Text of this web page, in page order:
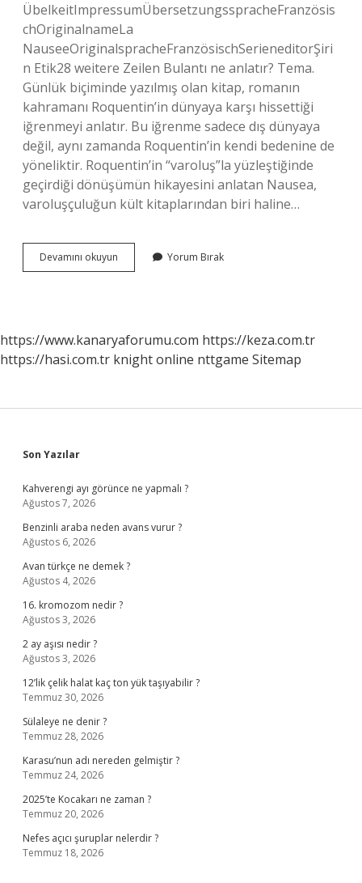
ÜbelkeitImpressumÜbersetzungsspracheFranzösis
chOriginalnameLa
NauseeOriginalspracheFranzösischSerieneditorŞiri
n Etik28 weitere Zeilen Bulantı ne anlatır? Tema.
Günlük biçiminde yazılmış olan kitap, romanın
kahramanı Roquentin’in dünyaya karşı hissettiği
iğrenmeyi anlatır. Bu iğrenme sadece dış dünyaya
değil, aynı zamanda Roquentin’in kendi bedenine de
yöneliktir. Roquentin’in “varoluş”la yüzleştiğinde
geçirdiği dönüşümün hikayesini anlatan Nausea,
varoluşçuluğun kült kitaplarından biri haline…
Devamını okuyun
Romanı
Yorum Bırak
https://www.kanaryaforumu.com https://keza.com.tr
https://hasi.com.tr knight online nttgame Sitemap
Sidebar
Son Yazılar
Kahverengi ayı görünce ne yapmalı ?
Ağustos 7, 2026
Benzinli araba neden avans vurur ?
Ağustos 6, 2026
Avan türkçe ne demek ?
Ağustos 4, 2026
16. kromozom nedir ?
Ağustos 3, 2026
2 ay aşısı nedir ?
Ağustos 3, 2026
12’lik çelik halat kaç ton yük taşıyabilir ?
Temmuz 30, 2026
Sülaleye ne denir ?
Temmuz 28, 2026
Karasu’nun adı nereden gelmiştir ?
Temmuz 24, 2026
2025’te Kocakarı ne zaman ?
Temmuz 20, 2026
Nefes açıcı şuruplar nelerdir ?
Temmuz 18, 2026